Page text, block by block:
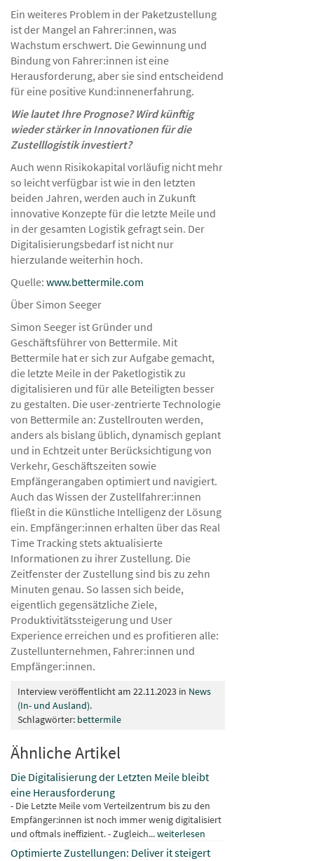
Ein weiteres Problem in der Paketzustellung
ist der Mangel an Fahrer:innen, was
Wachstum erschwert. Die Gewinnung und
Bindung von Fahrer:innen ist eine
Herausforderung, aber sie sind entscheidend
für eine positive Kund:innenerfahrung.
Wie lautet Ihre Prognose? Wird künftig
wieder stärker in Innovationen für die
Zustelllogistik investiert?
Auch wenn Risikokapital vorläufig nicht mehr
so leicht verfügbar ist wie in den letzten
beiden Jahren, werden auch in Zukunft
innovative Konzepte für die letzte Meile und
in der gesamten Logistik gefragt sein. Der
Digitalisierungsbedarf ist nicht nur
hierzulande weiterhin hoch.
Quelle: www.bettermile.com
Über Simon Seeger
Simon Seeger ist Gründer und
Geschäftsführer von Bettermile. Mit
Bettermile hat er sich zur Aufgabe gemacht,
die letzte Meile in der Paketlogistik zu
digitalisieren und für alle Beteiligten besser
zu gestalten. Die user-zentrierte Technologie
von Bettermile an: Zustellrouten werden,
anders als bislang üblich, dynamisch geplant
und in Echtzeit unter Berücksichtigung von
Verkehr, Geschäftszeiten sowie
Empfängerangaben optimiert und navigiert.
Auch das Wissen der Zustellfahrer:innen
fließt in die Künstliche Intelligenz der Lösung
ein. Empfänger:innen erhalten über das Real
Time Tracking stets aktualisierte
Informationen zu ihrer Zustellung. Die
Zeitfenster der Zustellung sind bis zu zehn
Minuten genau. So lassen sich beide,
eigentlich gegensätzliche Ziele,
Produktivitätssteigerung und User
Experience erreichen und es profitieren alle:
Zustellunternehmen, Fahrer:innen und
Empfänger:innen.
Interview veröffentlicht am 22.11.2023 in News
(In- und Ausland).
Schlagwörter: bettermile
Ähnliche Artikel
Die Digitalisierung der Letzten Meile bleibt
eine Herausforderung
- Die Letzte Meile vom Verteilzentrum bis zu den
Empfänger:innen ist noch immer wenig digitalisiert
und oftmals ineffizient. - Zugleich...weiterlesen
Optimierte Zustellungen: Deliver it steigert